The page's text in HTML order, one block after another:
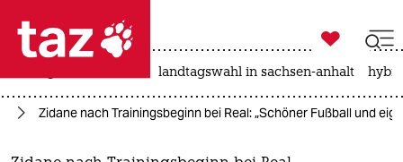
 taz zahl ich
taz zahl ich

taz zahl ich
landtagswahl in sachsen-anhalt
Zidane nach Trainingsbeginn bei Real: „Schöner Fußball und